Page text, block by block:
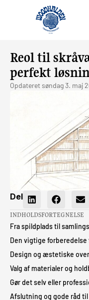
Reol til
perfekt
Opdateret søndag 3. maj
Del
INDHOLDSFORTEGNELSE
Fra spildplads til
Den vigtige forberedelse
Design og æstetiske
Valg af materialer og
Gør det selv eller
Afslutning og gode råd